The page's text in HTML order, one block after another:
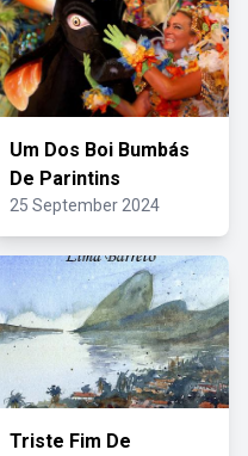
Um Dos Boi Bumbás
De Parintins
25 September 2024
Triste Fim De